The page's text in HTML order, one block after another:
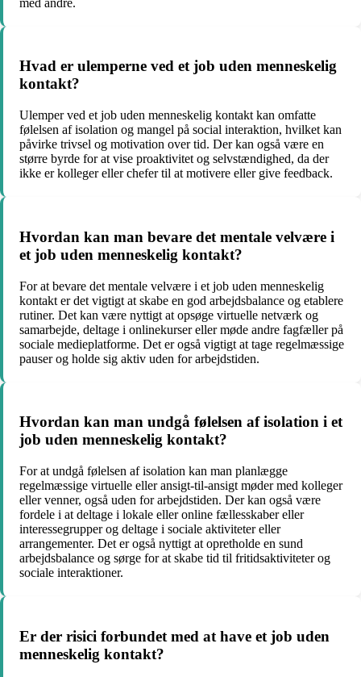
Hvad er ulemperne ved et job uden menneskelig
kontakt?
Ulemper ved et job uden menneskelig kontakt kan omfatte
følelsen af isolation og mangel på social interaktion, hvilket kan
påvirke trivsel og motivation over tid. Der kan også være en
større byrde for at vise proaktivitet og selvstændighed, da der
ikke er kolleger eller chefer til at motivere eller give feedback.
Hvordan kan man bevare det mentale velvære i
et job uden menneskelig kontakt?
For at bevare det mentale velvære i et job uden menneskelig
kontakt er det vigtigt at skabe en god arbejdsbalance og etablere
rutiner. Det kan være nyttigt at opsøge virtuelle netværk og
samarbejde, deltage i onlinekurser eller møde andre fagfæller på
sociale medieplatforme. Det er også vigtigt at tage regelmæssige
pauser og holde sig aktiv uden for arbejdstiden.
Hvordan kan man undgå følelsen af isolation i et
job uden menneskelig kontakt?
For at undgå følelsen af isolation kan man planlægge
regelmæssige virtuelle eller ansigt-til-ansigt møder med kolleger
eller venner, også uden for arbejdstiden. Der kan også være
fordele i at deltage i lokale eller online fællesskaber eller
interessegrupper og deltage i sociale aktiviteter eller
arrangementer. Det er også nyttigt at opretholde en sund
arbejdsbalance og sørge for at skabe tid til fritidsaktiviteter og
sociale interaktioner.
Er der risici forbundet med at have et job uden
menneskelig kontakt?